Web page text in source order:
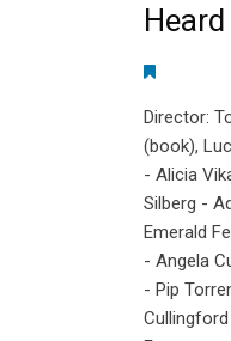
Director:
(book),
- Alicia
Silberg -
Emerald
- Angela
- Pip